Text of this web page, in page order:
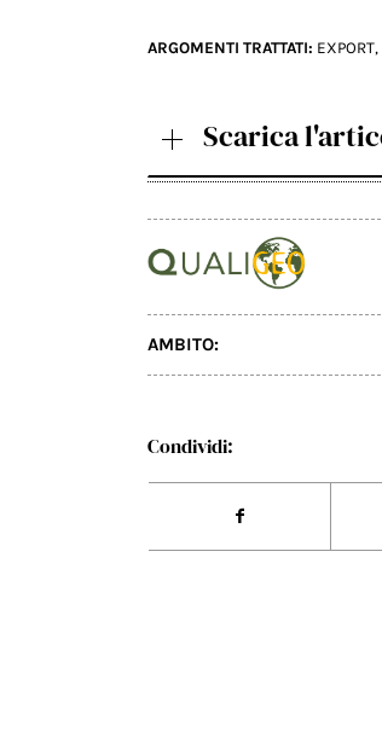
ARGOMENTI TRATTATI: EXPORT,
Scarica
AMBITO:
Condividi: